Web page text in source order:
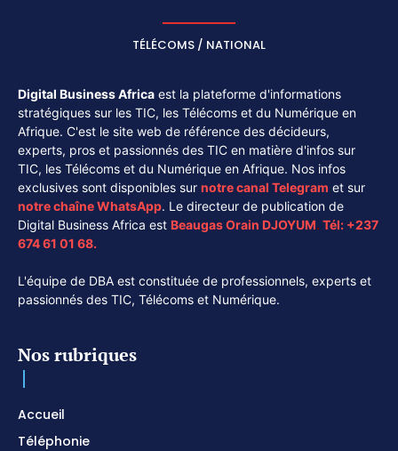
TÉLÉCOMS / NATIONAL
Digital Business Africa est la plateforme d'informations
stratégiques sur les TIC, les Télécoms et du Numérique en
Afrique. C'est le site web de référence des décideurs,
experts, pros et passionnés des TIC en matière d'infos sur
TIC, les Télécoms et du Numérique en Afrique. Nos infos
exclusives sont disponibles sur notre canal Telegram et sur
notre chaîneWhatsApp. Le directeur de publication de
Digital Business Africa est Beaugas Orain DJOYUM. Tél: +237
674 61 01 68.
L'équipe de DBA est constituée de professionnels, experts et
passionnés des TIC, Télécoms et Numérique.
Nos rubriques
Accueil
Téléphonie